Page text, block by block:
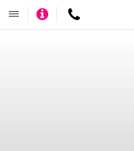
Toggle
navigatie
Adviseer Contact